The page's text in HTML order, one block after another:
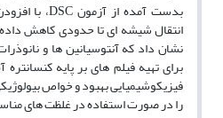
انتقال شیشه ای تا حدودی کاهش
نشان داد که آنتوسیانین ها و
برای تهیه فیلم های بر پایه
فیزیکوشیمیایی بهبود و خواص
را در صورت استفاده در غلظت های